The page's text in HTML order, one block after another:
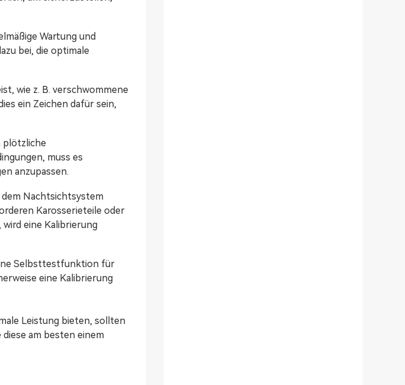
Wartung und
bei, die optimale
wie z. B. verschwommene
ein Zeichen dafür sein,
plötzliche
muss es
anzupassen.
dem Nachtsichtsystem
Karosserieteile oder
eine Kalibrierung
Selbsttestfunktion für
eine Kalibrierung
Leistung bieten, sollten
am besten einem